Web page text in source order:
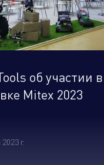
оборудование и
техника
об участии в
Mitex 2023
г.